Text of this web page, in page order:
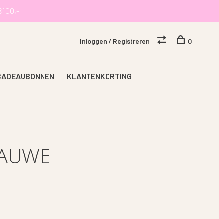
KLANTENKORTING
Inloggen / Registreren 0